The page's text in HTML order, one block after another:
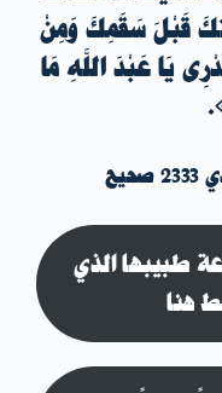
قَبْلَ سَقَمِكَ وَمِنْ
يَا عَبْدَ اللَّهِ مَا
طبيبها الذي
هنا